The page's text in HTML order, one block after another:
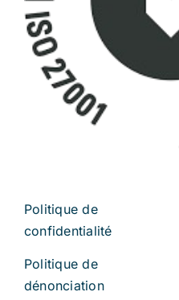
Politique de
confidentialité
Politique de
dénonciation